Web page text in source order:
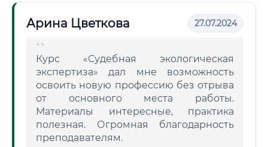
Арина Цветкова 27.07.2024
Курс «Судебная экологическая
экспертиза» дал мне возможность
освоить новую профессию без отрыва
от основного места работы.
Материалы интересные, практика
полезная. Огромная благодарность
преподавателям.